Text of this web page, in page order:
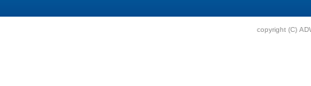
copyright (C)